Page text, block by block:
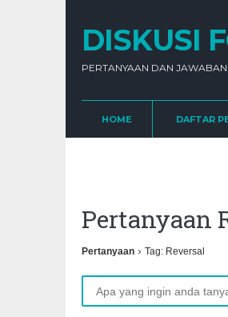
DISKUSI
PERTANYAAN DAN
HOME DAFTAR
Pertanyaan
Pertanyaan › Tag: Reversal